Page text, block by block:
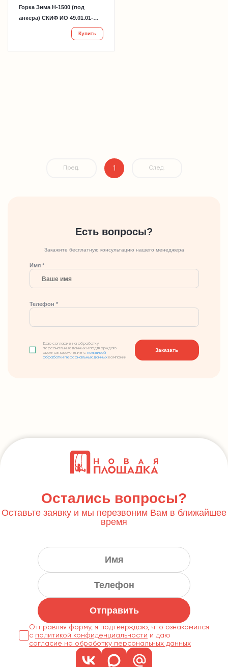
Горка Зима Н-1500 (под
анкера) СКИФ ИО 49.01.01-
Купить
Пред. 1 След.
Есть вопросы?
Закажите бесплатную консультацию нашего менеджера
Имя *
Телефон *
Даю согласие на обработку
персональных данных и подтверждаю
свое ознакомление с политикой
обработки персональных данныхкомпании
Заказать
Остались вопросы?
Оставьте заявку и мы перезвоним Вам в ближайшее
время
Отправить
Отправляя форму, я подтверждаю, что ознакомился
с политикой конфиденциальности
согласие на обработку персональных данных